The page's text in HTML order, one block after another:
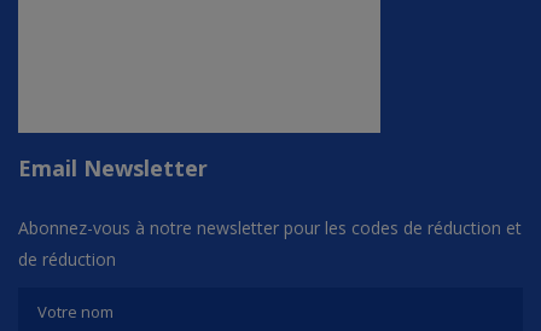
Email Newsletter
Abonnez-vous à notre newsletter pour les codes de réduction et
de réduction